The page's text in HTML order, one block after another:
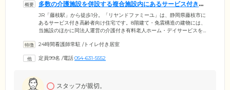
多数の介護施設を併設する複合施設内にあるサービス付き高
齢者向け住宅です
JR「藤枝駅」から徒歩1分。「リヤンドファミーユ」は、静岡県藤枝市に
あるサービス付き高齢者向け住宅です。8階建て・免震構造の建物には、
当施設のほかに同法人運営の介護付き有料老人ホーム・デイサービスを
型施設となっています。当施設でご入居いただく居室は、プライバシー
談話室を設け、ご入居者様同士で団らんできる場所を設けました。お食
お送りください。
24時間看護師常駐 /トイレ付き居室
定員99名 /電話054-631-5552
スタッフが親切。